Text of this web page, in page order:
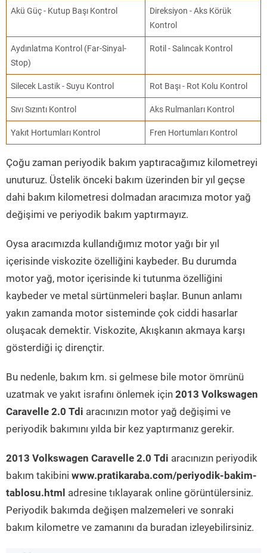
Akü Güç - Kutup Başı Kontrol
Direksiyon - Aks Körük
Kontrol
Aydınlatma Kontrol (Far-Sinyal-
Stop)
Rotil - Salıncak Kontrol
Silecek Lastik - Suyu Kontrol Rot Başı - Rot Kolu Kontrol
Sıvı Sızıntı Kontrol Aks Rulmanları Kontrol
Yakıt Hortumları Kontrol Fren Hortumları Kontrol
Çoğu zaman periyodik bakım yaptıracağımız kilometreyi
unuturuz. Üstelik önceki bakım üzerinden bir yıl geçse
dahi bakım kilometresi dolmadan aracımıza motor yağ
değişimi ve periyodik bakım yaptırmayız.
Oysa aracımızda kullandığımız motor yağı bir yıl
içerisinde viskozite özelliğini kaybeder. Bu durumda
motor yağ, motor içerisinde ki tutunma özelliğini
kaybeder ve metal sürtünmeleri başlar. Bunun anlamı
yakın zamanda motor sisteminde çok ciddi hasarlar
oluşacak demektir. Viskozite, Akışkanın akmaya karşı
gösterdiği iç dirençtir.
Bu nedenle, bakım km. si gelmese bile motor ömrünü
uzatmak ve yakıt israfını önlemek için 2013 Volkswagen
Caravelle 2.0 Tdi aracınızın motor yağ değişimi ve
periyodik bakımını yılda bir kez yaptırmanız gerekir.
2013 Volkswagen Caravelle 2.0 Tdi aracınızın periyodik
bakım takibini www.pratikaraba.com/periyodik-bakim-
tablosu.html adresine tıklayarak online görüntülersiniz.
Periyodik bakımda değişen malzemeleri ve sonraki
bakım kilometre ve zamanını da buradan izleyebilirsiniz.